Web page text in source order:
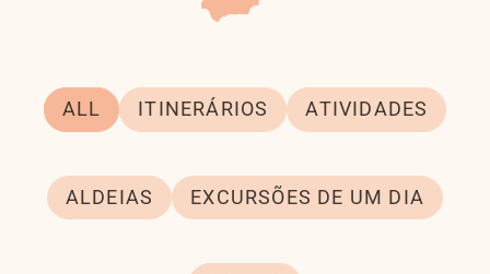
ALL ITINERÁRIOS ATIVIDADES
ALDEIAS EXCURSÕES DE UM DIA